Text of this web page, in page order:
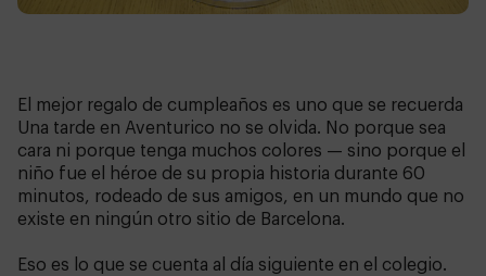
El mejor regalo de cumpleaños es uno que se recuerda
Una tarde en Aventurico no se olvida. No porque sea
cara ni porque tenga muchos colores — sino porque el
niño fue el héroe de su propia historia durante 60
minutos, rodeado de sus amigos, en un mundo que no
existe en ningún otro sitio de Barcelona.
Eso es lo que se cuenta al día siguiente en el colegio.